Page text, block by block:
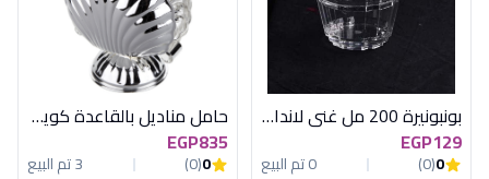
بونبونيرة 200 مل غني لاندا اكريلك سعودى
EGP129
0
(0)
0 تم البيع
حامل مناديل بالقاعدة كوين ان
EGP835
0
(0)
3 تم البيع